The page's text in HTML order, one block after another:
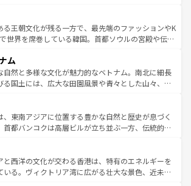
テンツ一覧
アクティビティも充実しており、サーフィンやダイ
、ハイキングなど、アウトドア好きにはたまらな
ーストラリアの多彩な魅力を存分に味わいつくそ
ほしい。
静ひつな山岳地帯である台湾東部など、都市の喧騒
の静けさが共存しており、訪れる人に新しい発見と
もたらしてくれる。また、奥深い台湾の食文化も魅
いいと評判のスイーツなど、バラエティ豊かな料理
が味わえる。 なお、新着の台湾情報は コンテンツ一覧を参
ほしい。
る王朝文化が残る一方で、最先端のファッションやK
世界を席巻している韓国。首都ソウルの宮殿や伝統
方に足を延ばせば四季折々の自然美を楽しむことが
。そして、キムチや焼肉、絶品のストリートフード
さまざまな韓国料理が待っている。夜には、韓国な
に包まれながら、韓国の多彩な魅力を心ゆくまで味
わってみてほしい。 なお、新着の韓国情報はコンテンツ一
照してほしい。
ム
自然と多様な文化が魅力的なベトナム。南北に細長
る国土には、広大な田園風景や青々とした山々、世
発展と共に伝統が息づく。ハノイの古い町並みやホ
ン市のフランス統治時代の建物も、独特の雰囲気を
している。また、バラエティの豊かさとおいしさで
フォーやバインミー、ベトナムコーヒーなどは、ぜ
で味わいたい。どの地域を訪れてもあたたかい人々
者を迎えてくれるので、きっと忘れられない旅にな
、東南アジアに位置する豊かな自然と歴史が息づく
首都バンコクは高層ビルが立ち並ぶ一方、伝統的な
が交差している。北部ではチェンマイなどの山岳地
然と触れ合い、南部ではプーケットやクラビの美し
チでリゾート気分を楽しむことができる。タイ料理
と西洋の文化が交わる香港は、特有のエネルギーを
いる。ヴィクトリア湾に広がる壮大な景色、近未来